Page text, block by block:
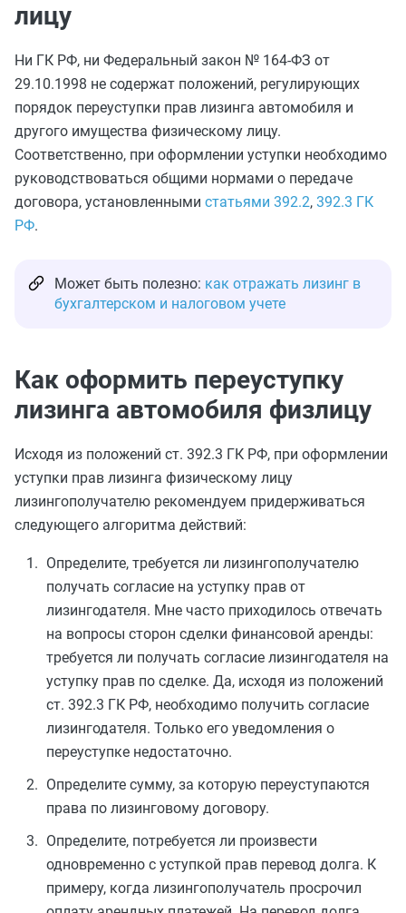
лицу
Ни ГК РФ, ни Федеральный закон № 164-ФЗ от
29.10.1998 не содержат положений, регулирующих
порядок переуступки прав лизинга автомобиля и
другого имущества физическому лицу.
Соответственно, при оформлении уступки необходимо
руководствоваться общими нормами о передаче
договора, установленными статьями 392.2, 392.3 ГК
РФ.
Может быть полезно: как отражать лизинг в
бухгалтерском и налоговом учете
Как оформить переуступку
лизинга автомобиля физлицу
Исходя из положений ст. 392.3 ГК РФ, при оформлении
уступки прав лизинга физическому лицу
лизингополучателю рекомендуем придерживаться
следующего алгоритма действий:
Определите, требуется ли лизингополучателю
получать согласие на уступку прав от
лизингодателя. Мне часто приходилось отвечать
на вопросы сторон сделки финансовой аренды:
требуется ли получать согласие лизингодателя на
уступку прав по сделке. Да, исходя из положений
ст. 392.3 ГК РФ, необходимо получить согласие
лизингодателя. Только его уведомления о
переуступке недостаточно.
Определите сумму, за которую переуступаются
права по лизинговому договору.
Определите, потребуется ли произвести
одновременно с уступкой прав перевод долга. К
примеру, когда лизингополучатель просрочил